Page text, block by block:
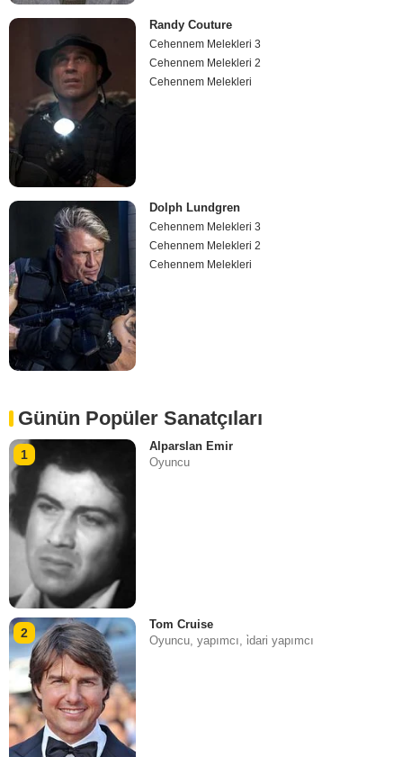
Randy Couture
Cehennem Melekleri 3
Cehennem Melekleri 2
Cehennem Melekleri
Dolph Lundgren
Cehennem Melekleri 3
Cehennem Melekleri 2
Cehennem Melekleri
Günün Popüler Sanatçıları
1
Alparslan Emir
Oyuncu
2
Tom Cruise
Oyuncu, yapımcı, i̇dari yapımcı